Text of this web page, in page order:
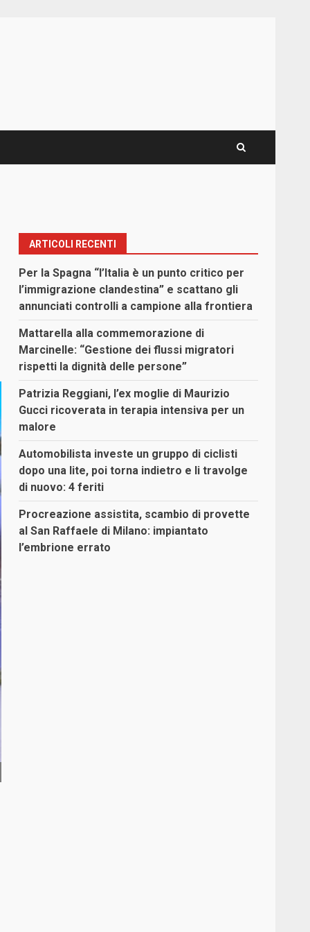
ARTICOLI RECENTI
Per la Spagna “l’Italia è un punto critico per
l’immigrazione clandestina” e scattano gli
annunciati controlli a campione alla frontiera
Mattarella alla commemorazione di
Marcinelle: “Gestione dei flussi migratori
rispetti la dignità delle persone”
Patrizia Reggiani, l’ex moglie di Maurizio
Gucci ricoverata in terapia intensiva per un
malore
Automobilista investe un gruppo di ciclisti
dopo una lite, poi torna indietro e li travolge
di nuovo: 4 feriti
Procreazione assistita, scambio di provette
al San Raffaele di Milano: impiantato
l’embrione errato